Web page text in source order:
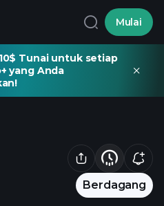
Mulai
Tunai untuk setiap
yang Anda
Berdagang